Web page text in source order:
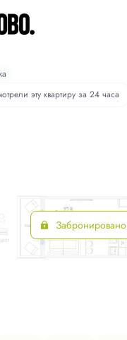
эту квартиру за 24 часа
Забронировано